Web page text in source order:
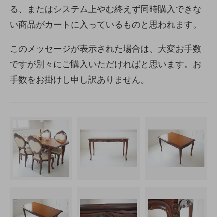
る、またはシステム上やむ終えず同時購入できな
い商品がカートに入っているものと思われます。
このメッセージが表示された場合は、大変お手数
ですが別々にご購入いただければと思います。お
手数をお掛けし申し訳ありません。